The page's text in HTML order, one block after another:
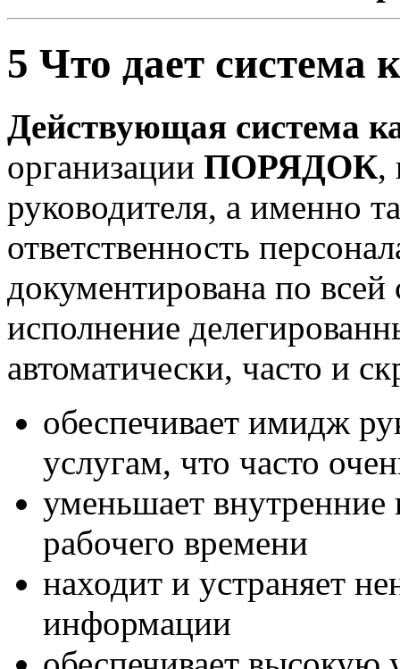
5 Что дает система
Действующая система
организации ПОРЯДОК,
руководителя, а именно
ответственность
документирована по всей
исполнение
автоматически, часто и
обеспечивает имидж
услугам, что часто
уменьшает внутренние
рабочего времени
находит и устраняет
информации